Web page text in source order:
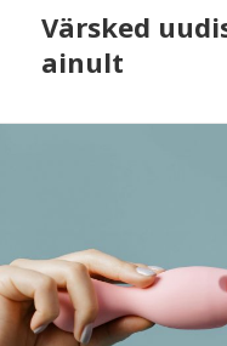
Värsked
ainult